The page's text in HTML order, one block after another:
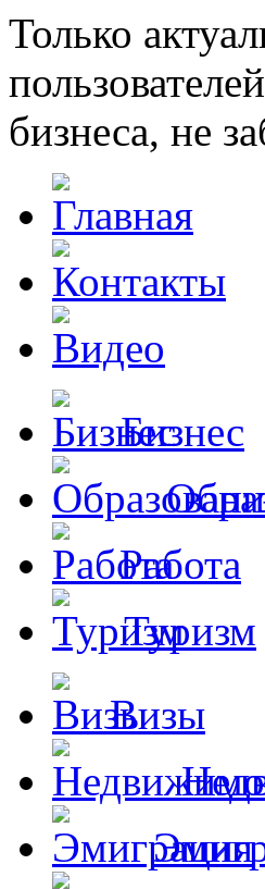
Только
бизнеса, не
Бизнес
Работа
Туризм
Визы